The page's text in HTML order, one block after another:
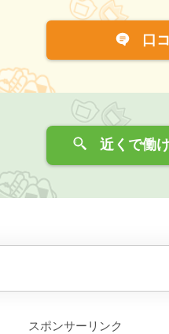
口
近くで働
スポンサーリンク